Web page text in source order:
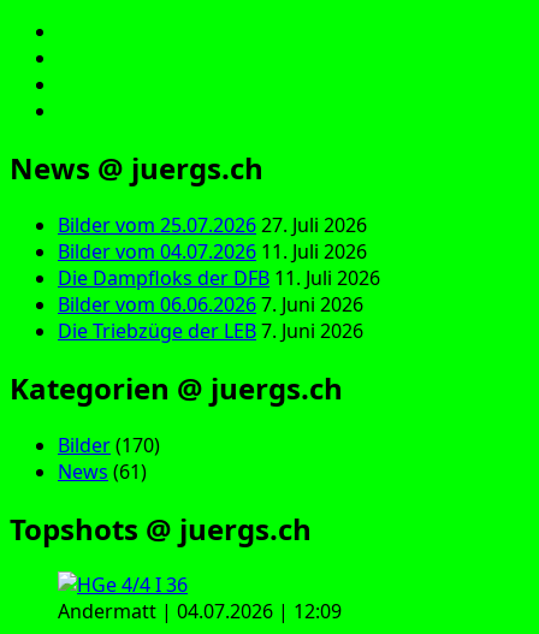
News @ juergs.ch
Bilder vom 25.07.202627. Juli 2026
Bilder vom 04.07.2026 11. Juli 2026
Die Dampfloks der DFB 11. Juli 2026
Bilder vom 06.06.20267. Juni 2026
Die Triebzüge der LEB7. Juni 2026
Kategorien @ juergs.ch
Bilder(170)
News (61)
Topshots @ juergs.ch
Andermatt | 04.07.2026 | 12:09